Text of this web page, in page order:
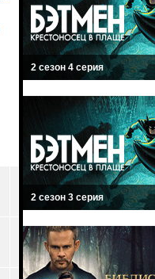
2 сезон 4 серия
2 сезон 3 серия